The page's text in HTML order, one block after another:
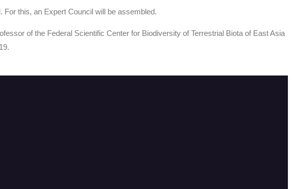
For this, an Expert Council will be assembled.
of the Federal Scientific Center for Biodiversity of Terrestrial Biota of East Asia